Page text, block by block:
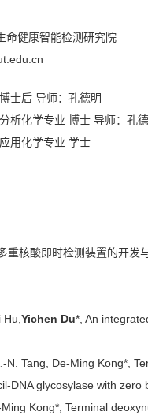
命健康智能检测研究院
士后 导师：孔德明
析化学专业 博士 导师：孔
用化学专业 学士
核酸即时检测装置的开发
Hu,Yichen Du*, An
N. Tang, De-Ming Kong*,
DNA glycosylase with zero
Kong*, Terminal